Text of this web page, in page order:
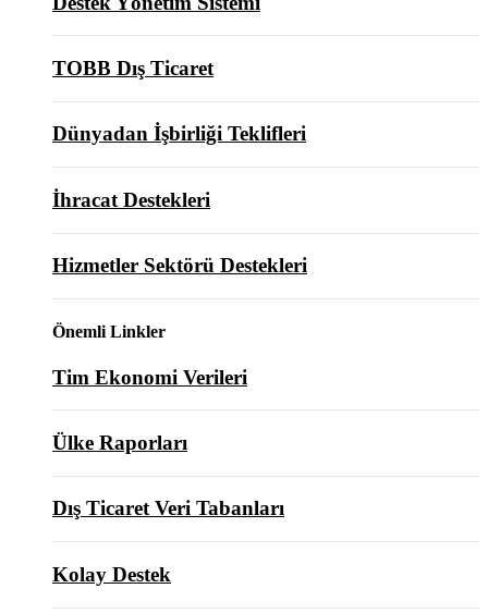
TOBB Dış Ticaret
Dünyadan İşbirliği Teklifleri
İhracat Destekleri
Hizmetler Sektörü Destekleri
Önemli Linkler
Tim Ekonomi Verileri
Ülke Raporları
Dış Ticaret Veri Tabanları
Kolay Destek